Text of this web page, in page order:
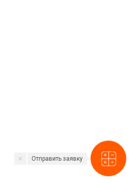
Отправить заявку